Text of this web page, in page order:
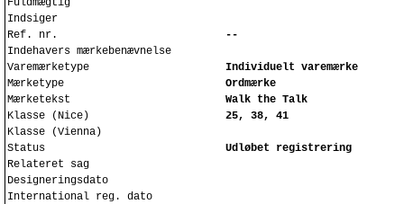
Fuldmægtig
Indsiger
Ref. nr.
--
Indehavers mærkebenævnelse
Varemærketype
Individuelt varemærke
Mærketype
Ordmærke
Mærketekst
Walk the Talk
Klasse (Nice)
25, 38, 41
Klasse (Vienna)
Status
Udløbet registrering
Relateret sag
Designeringsdato
International reg. dato